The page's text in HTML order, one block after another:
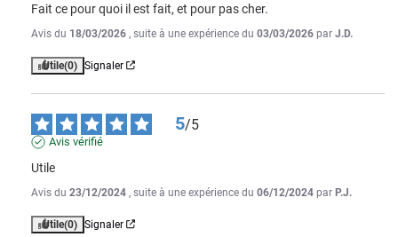
Fait ce pour quoi il est fait, et pour pas cher.
Avis du 18/03/2026 , suite à une expérience du 03/03/2026 par J.D.
Utile(0) Signaler
5/5
Avis vérifié
Utile
Avis du 23/12/2024 , suite à une expérience du 06/12/2024 par P.J.
Utile(0) Signaler